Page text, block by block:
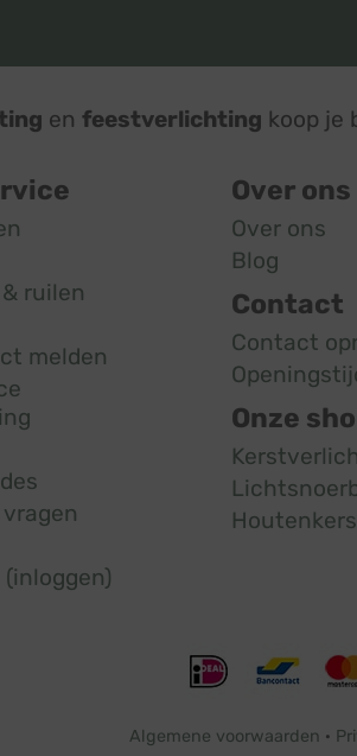
en feestverlichting koop je
ruilen
melden
Over ons
Over ons
Blog
Contact
Contact
Onze
Algemene voorwaarden ·